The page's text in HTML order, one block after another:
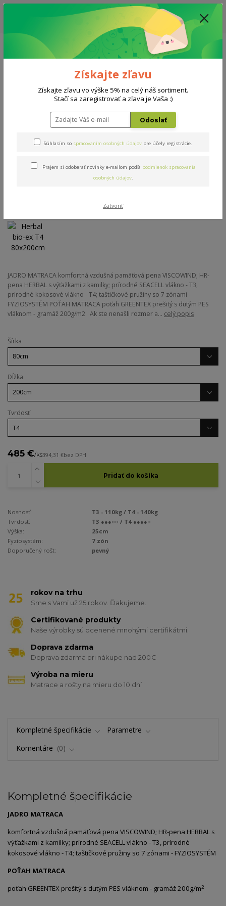
ZĽAVA: VŠETKY VYSTAVENÉ POSTELE ZA 400€ - CENA MATRACU A ROŠTU
PODĽA VÝBERU / DODACIA LEHOTA JE AKTUÁLNE 10-15 PRACOVNÝCH
Menu
0908 777 700 Po-So: 10-18 hod.
0
Matrace Herbal bio-ex T4 80x200cm
Herbal bio-ex T4 80x200cm
Novinka
JADRO MATRACA komfortná vzdušná pamäťová pena VISCOWIND; HR-
pena HERBAL s výťažkami z kamilky; prírodné SEACELL vlákno - T3,
prírodné kokosové vlákno - T4; taštičkové pružiny so 7 zónami -
FYZIOSYSTÉM POŤAH MATRACA poťah GREENTEX prešitý s dutým PES
vláknom - gramáž 200g/m2 Ak ste nenašli rozmer a... celý popis
Šírka
Dĺžka
Tvrdosť
485 €/ks394,31 €bez DPH
Pridať do košíka
Nosnosť:
T3 - 110kg / T4 - 140kg
Tvrdosť:
T3 ●●●○○ / T4 ●●●●○
Výška:
25cm
Fyziosystém:
7 zón
Doporučený rošt:
pevný
rokov na trhu
Sme s Vami už 25 rokov. Ďakujeme.
Certifikované produkty
Naše výrobky sú ocenené mnohými certifikátmi.
Doprava zdarma
Doprava zdarma pri nákupe nad 200€
Výroba na mieru
Matrace a rošty na mieru do 10 dní
Kompletné špecifikácie
Parametre
Komentáre
0
Kompletné špecifikácie
JADRO MATRACA
komfortná vzdušná pamäťová pena VISCOWIND; HR-pena HERBAL s
výťažkami z kamilky; prírodné SEACELL vlákno - T3, prírodné
kokosové vlákno - T4; taštičkové pružiny so 7 zónami - FYZIOSYSTÉM
POŤAH MATRACA
poťah GREENTEX prešitý s dutým PES vláknom - gramáž 200g/m2
Získajte zľavu
Získajte zľavu vo výške 5% na celý náš sortiment.
Stačí sa zaregistrovať a zľava je Vaša :)
Odoslať
Súhlasím so spracovaním osobných údajov pre účely registrácie.
Prajem si odoberať novinky e-mailom podľa podmienok spracovania
osobných údajov.
Zatvoriť